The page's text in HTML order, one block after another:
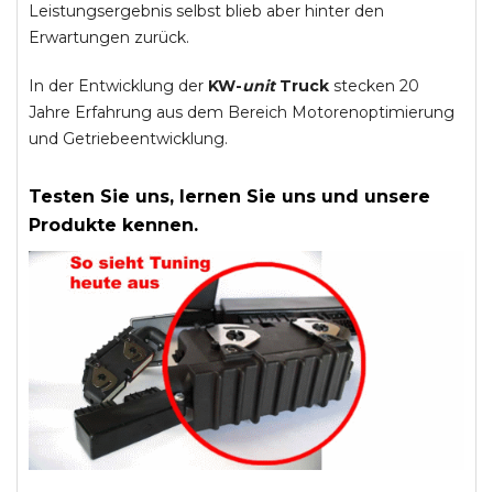
Leistungsergebnis selbst blieb aber hinter den
Erwartungen zurück.
In der Entwicklung der KW-unitTruck stecken 20
Jahre Erfahrung aus dem Bereich Motorenoptimierung
und Getriebeentwicklung.
Testen Sie uns, lernen Sie uns und unsere
Produkte kennen.